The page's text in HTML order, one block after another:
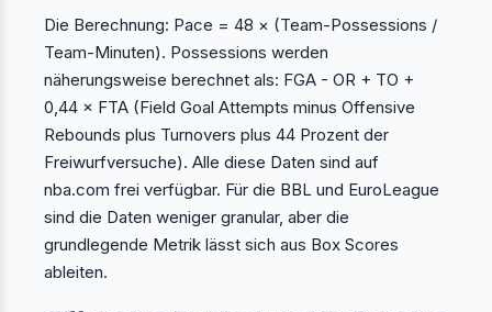
Die Berechnung: Pace = 48 × (Team-Possessions /
Team-Minuten). Possessions werden
näherungsweise berechnet als: FGA - OR + TO +
0,44 × FTA (Field Goal Attempts minus Offensive
Rebounds plus Turnovers plus 44 Prozent der
Freiwurfversuche). Alle diese Daten sind auf
nba.com frei verfügbar. Für die BBL und EuroLeague
sind die Daten weniger granular, aber die
grundlegende Metrik lässt sich aus Box Scores
ableiten.